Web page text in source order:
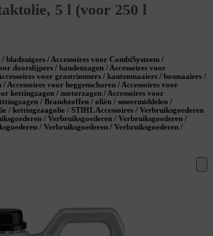
5 l (voor 250 l
bladzuigers / Accessoires voor CombiSysteem /
doorslijpers / bandenzagen / Accessoires voor
voor grastrimmers / kantenmaaiers / bosmaaiers /
Accessoires voor heggenscharen / Accessoires voor
kettingzagen / motorzagen / Accessoires voor
/ Brandstoffen / oliën / smeermiddelen /
/ kettingzaagolie / STIHL Accessoires / Verbruiksgoederen
/ Verbruiksgoederen / Verbruiksgoederen /
/ Verbruiksgoederen / Verbruiksgoederen /